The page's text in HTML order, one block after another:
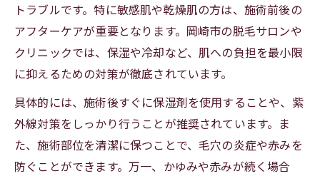
トラブルです。特に敏感肌や乾燥肌の方は、施術前後の
アフターケアが重要となります。岡崎市の脱毛サロンや
クリニックでは、保湿や冷却など、肌への負担を最小限
に抑えるための対策が徹底されています。
具体的には、施術後すぐに保湿剤を使用することや、紫
外線対策をしっかり行うことが推奨されています。ま
た、施術部位を清潔に保つことで、毛穴の炎症や赤みを
防ぐことができます。万一、かゆみや赤みが続く場合